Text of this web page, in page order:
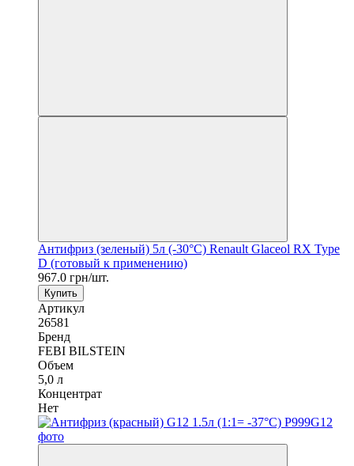
Антифриз (зеленый) 5л (-30°C) Renault Glaceol RX Type
D (готовый к применению)
967.0 грн/шт.
Купить
Артикул
26581
Бренд
FEBI BILSTEIN
Объем
5,0 л
Концентрат
Нет